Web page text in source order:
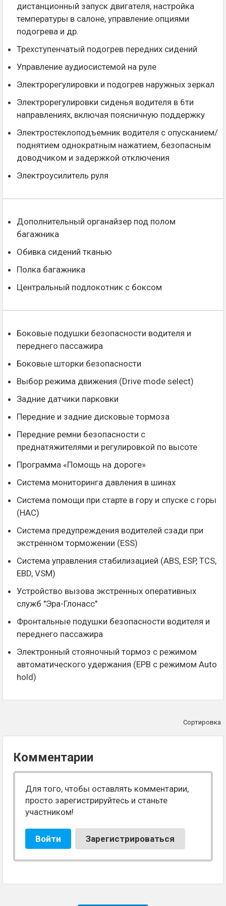
дистанционный запуск двигателя, настройка
температуры в салоне, управление опциями
подогрева и др.
Трехступенчатый подогрев передних сидений
Управление аудиосистемой на руле
Электрорегулировки и подогрев наружных зеркал
Электрорегулировки сиденья водителя в 6ти
направлениях, включая поясничную поддержку
Электростеклоподъемник водителя с опусканием/
поднятием однократным нажатием, безопасным
доводчиком и задержкой отключения
Электроусилитель руля
Дополнительный органайзер под полом
багажника
Обивка сидений тканью
Полка багажника
Центральный подлокотник с боксом
Боковые подушки безопасности водителя и
переднего пассажира
Боковые шторки безопасности
Выбор режима движения (Drive mode select)
Задние датчики парковки
Передние и задние дисковые тормоза
Передние ремни безопасности с
преднатяжителями и регулировкой по высоте
Программа «Помощь на дороге»
Система мониторинга давления в шинах
Система помощи при старте в гору и спуске с горы
(HAC)
Система предупреждения водителей сзади при
экстренном торможении (ESS)
Система управления стабилизацией (ABS, ESP, TCS,
EBD, VSM)
Устройство вызова экстренных оперативных
служб "Эра-Глонасс"
Фронтальные подушки безопасности водителя и
переднего пассажира
Электронный стояночный тормоз с режимом
автоматического удержания (EPB с режимом Auto
hold)
Сортировка
Комментарии
Для того, чтобы оставлять комментарии,
просто зарегистрируйтесь и станьте
участником!
Войти Зарегистрироваться